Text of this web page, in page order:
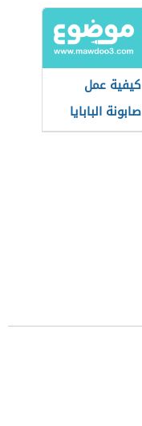
كيفية عمل
صابونة البابايا